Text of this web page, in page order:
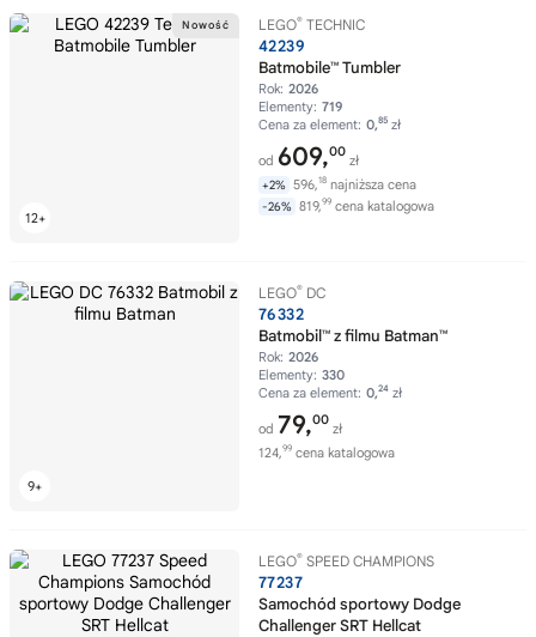
LEGO® TECHNIC
42239
Batmobile™ Tumbler
Rok: 2026
Elementy: 719
Cena za element: 0,85 zł
od 609,00
zł
+2% 596,18 najniższa cena
-26% 819,99 cena katalogowa
LEGO® DC
76332
Batmobil™ z filmu Batman™
Rok: 2026
Elementy: 330
Cena za element: 0,24 zł
od 79,00
zł
124,99 cena katalogowa
LEGO® SPEED CHAMPIONS
77237
Samochód sportowy Dodge
Challenger SRT Hellcat